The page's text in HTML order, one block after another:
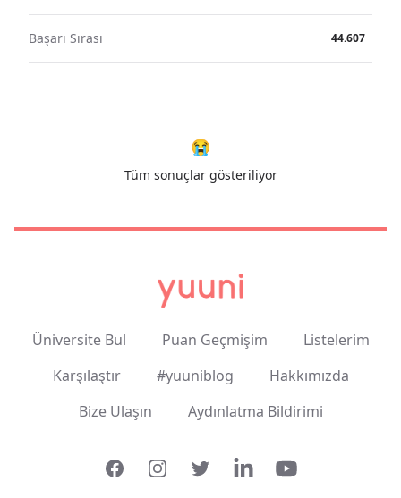
Başarı Sırası 44.607
😭
Tüm sonuçlar gösteriliyor
Üniversite Bul Puan Geçmişim
Listelerim
Karşılaştır
#yuuniblog
Hakkımızda
Bize Ulaşın
Aydınlatma Bildirimi
FacebookInstagramTwitterLinkedInYouTube